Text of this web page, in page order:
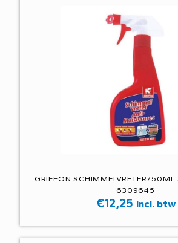
GRIFFON SCHIMMELVRETER750ML
6309645
€12,25 Incl. btw